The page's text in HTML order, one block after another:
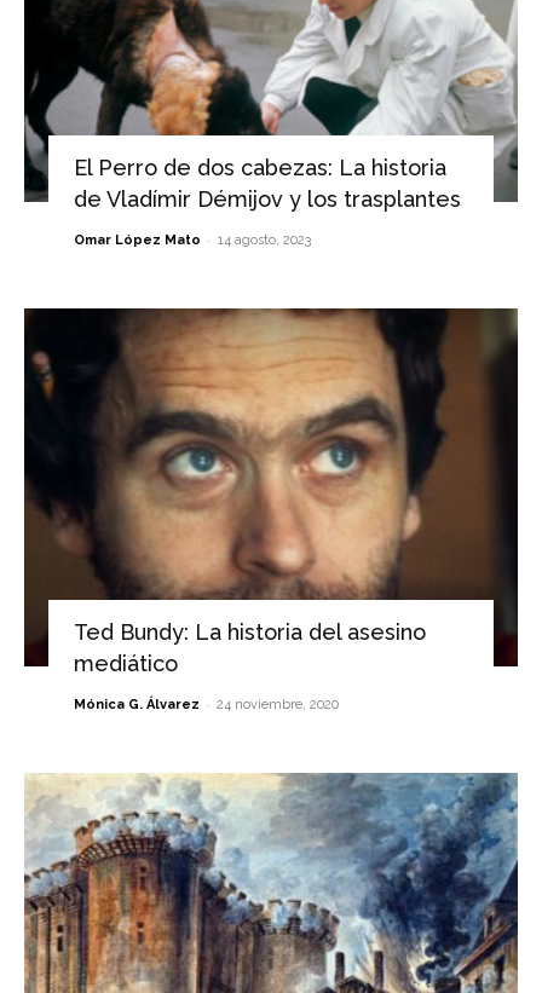
El Perro de dos cabezas: La historia
de Vladímir Démijov y los trasplantes
Omar López Mato - 14 agosto, 2023
Ted Bundy: La historia del asesino
mediático
Mónica G. Álvarez - 24 noviembre, 2020